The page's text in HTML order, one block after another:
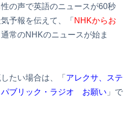
の声で英語のニュースが60秒
予報を伝えて、「 NHKからお
通常のNHKのニュースが始ま
たい場合は、「 アレクサ、ステ
ブリック・ラジオ お願い 」で